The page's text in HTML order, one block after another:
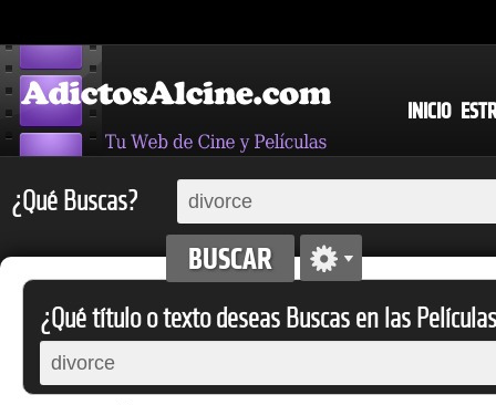
INICIO
¿Qué Buscas?
¿Qué título o texto deseas Buscas en las